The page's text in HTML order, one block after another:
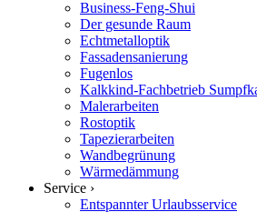
Business-Feng-Shui
Der gesunde Raum
Echtmetalloptik
Fassadensanierung
Fugenlos
Kalkkind-Fachbetrieb
Malerarbeiten
Rostoptik
Tapezierarbeiten
Wandbegrünung
Wärmedämmung
Service ›
Entspannter Urlaubsservice